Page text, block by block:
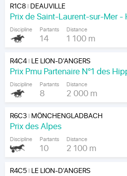
R1C8| DEAUVILLE
Discipline Partants
14
Distance
1 100 m
R4C4| LE LION-D'ANGERS
Discipline Partants
8
Distance
2 000 m
R6C3| MÖNCHENGLADBACH
Prix des Alpes
Discipline Partants
10
Distance
2 100 m
R4C5| LE LION-D'ANGERS